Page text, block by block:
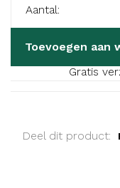
Aantal:
Toevoegen aan
Gratis
Deel dit product: